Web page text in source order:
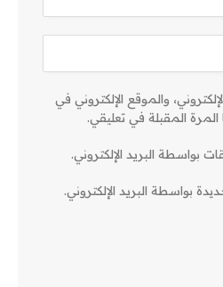
والموقع الإلكتروني في
المقبلة في تعليقي.
بواسطة البريد الإلكتروني.
بواسطة البريد الإلكتروني.